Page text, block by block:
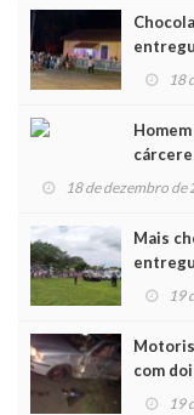
Noel 18
18 de dezembro de
Mais
19
com
19